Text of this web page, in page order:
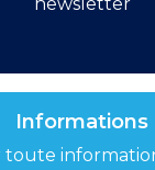
Informations
toute